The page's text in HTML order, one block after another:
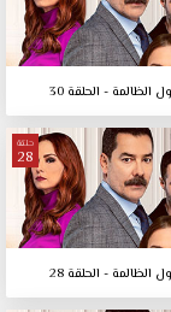
- الحلقة 30
حلقة
28
- الحلقة 28